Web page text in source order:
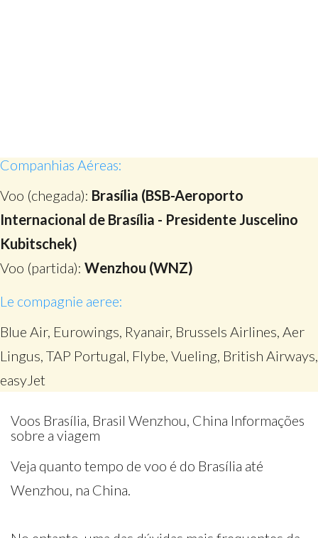
Companhias Aéreas:
Voo (chegada): Brasília (BSB-Aeroporto
Internacional de Brasília - Presidente Juscelino
Kubitschek)
Voo (partida): Wenzhou (WNZ)
Le compagnie aeree:
Blue Air, Eurowings, Ryanair, Brussels Airlines, Aer
Lingus, TAP Portugal, Flybe, Vueling, British Airways,
easyJet
Voos Brasília, Brasil Wenzhou, China Informações
sobre a viagem
Veja quanto tempo de voo é do Brasília até
Wenzhou, na China.